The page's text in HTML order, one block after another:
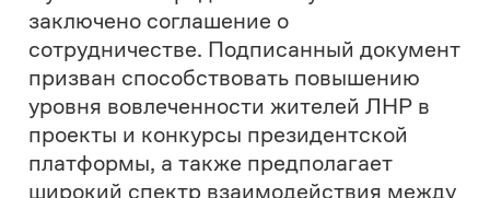
Педагог Юлия Рыбалкина отметила
важность личного примера во
взаимодействии с молодежью.
Благодаря участию в проекте
«Флагманы образования» Юлия смогла
зажечь в своих учениках интерес к
личностному развитию и новым
интересным вызовам.